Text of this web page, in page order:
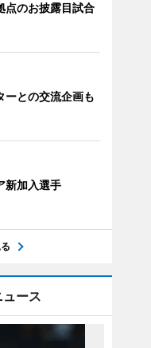
点のお披露目試合
ーとの交流企画も
新加入選手
ース